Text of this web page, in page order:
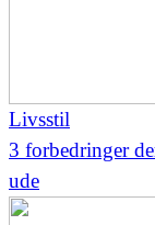
Livsstil
3 forbedringer
ude